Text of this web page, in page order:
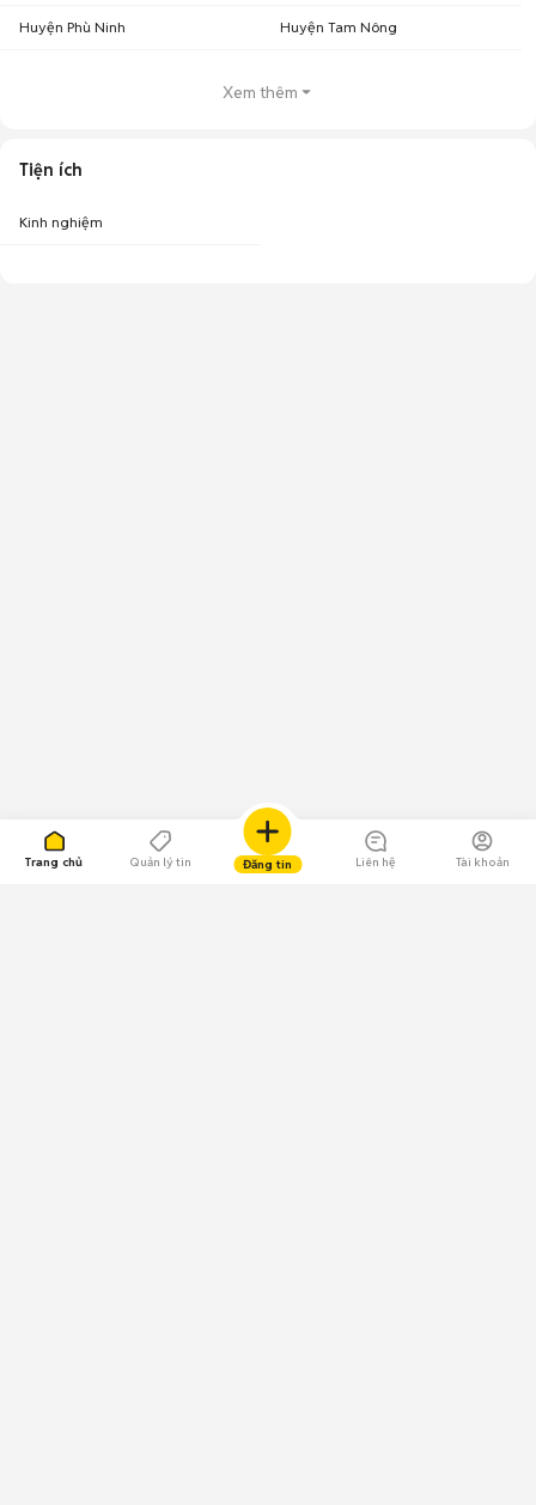
Trang chủ Quản lý tin Đăng tin Liên hệ Tài khoản
Huyện Phù Ninh Huyện Tam Nông
Xem thêm
Tiện ích
Kinh nghiệm